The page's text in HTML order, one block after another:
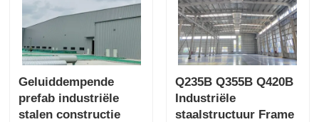
Geluiddempende
prefab industriële
stalen constructie
Q235B Q355B Q420B
Industriële
staalstructuur Frame